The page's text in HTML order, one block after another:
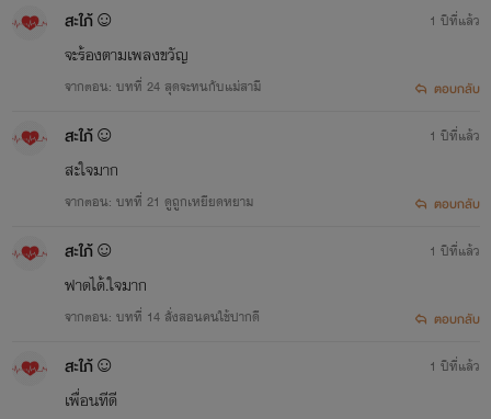
สะใภ้☺
จะร้องตามเพลงขวัญ
จากตอน: บทที่ 24 สุดจะทนกับแม่สามี
1 ปีที่แล้ว
ตอบกลับ
สะใภ้☺
สะใจมาก
จากตอน: บทที่ 21 ดูถูกเหยียดหยาม
1 ปีที่แล้ว
ตอบกลับ
สะใภ้☺
ฟาดได้.ใจมาก
จากตอน: บทที่ 14 สั่งสอนคนใช้ปากดี
1 ปีที่แล้ว
ตอบกลับ
สะใภ้☺
เพื่อนทีดี
1 ปีที่แล้ว